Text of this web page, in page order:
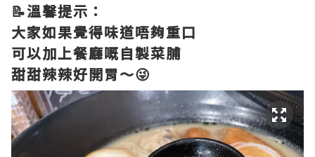
📝溫馨提示：
大家如果覺得味道唔夠重口
可以加上餐廳嘅自製菜脯
甜甜辣辣好開胃～😜